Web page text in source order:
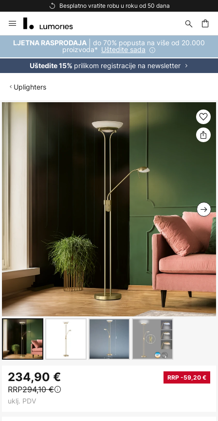
Besplatno vratite robu u roku od 50 dana
to
Content
LJETNA RASPRODAJA | do 70% popusta na više od 20.000
proizvoda* Uštedite sada
Uštedite 15% prilikom registracije na newsletter
Uplighters
Skip
to
the
beginning
234,90 € RRP -59,20 €
RRP294,10 €
uklj. PDV